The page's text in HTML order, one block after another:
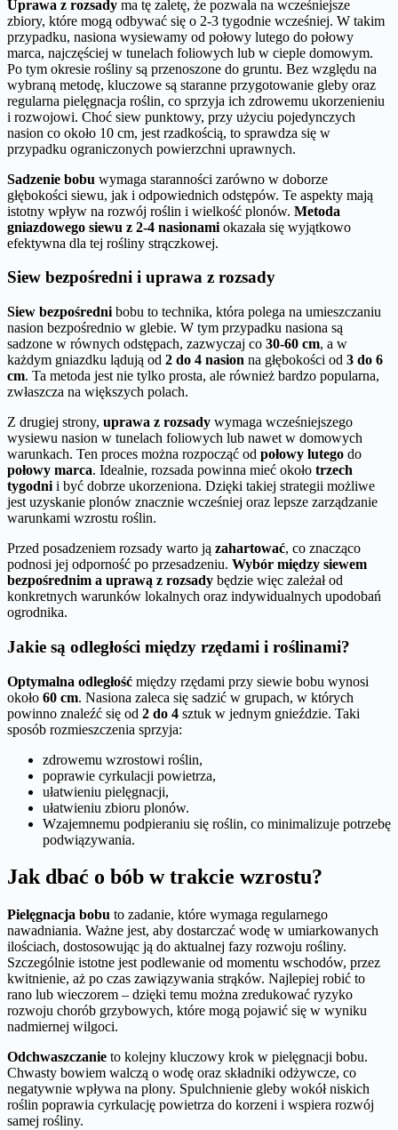
Uprawa z rozsady ma tę zaletę, że pozwala na wcześniejsze
zbiory, które mogą odbywać się o 2-3 tygodnie wcześniej. W takim
przypadku, nasiona wysiewamy od połowy lutego do połowy
marca, najczęściej w tunelach foliowych lub w cieple domowym.
Po tym okresie rośliny są przenoszone do gruntu. Bez względu na
wybraną metodę, kluczowe są staranne przygotowanie gleby oraz
regularna pielęgnacja roślin, co sprzyja ich zdrowemu ukorzenieniu
i rozwojowi. Choć siew punktowy, przy użyciu pojedynczych
nasion co około 10 cm, jest rzadkością, to sprawdza się w
przypadku ograniczonych powierzchni uprawnych.
Sadzenie bobu wymaga staranności zarówno w doborze
głębokości siewu, jak i odpowiednich odstępów. Te aspekty mają
istotny wpływ na rozwój roślin i wielkość plonów. Metoda
gniazdowego siewu z 2-4 nasionami okazała się wyjątkowo
efektywna dla tej rośliny strączkowej.
Siew bezpośredni i uprawa z rozsady
Siew bezpośredni bobu to technika, która polega na umieszczaniu
nasion bezpośrednio w glebie. W tym przypadku nasiona są
sadzone w równych odstępach, zazwyczaj co 30-60 cm, a w
każdym gniazdku lądują od 2 do 4 nasion na głębokości od 3 do 6
cm. Ta metoda jest nie tylko prosta, ale również bardzo popularna,
zwłaszcza na większych polach.
Z drugiej strony, uprawa z rozsady wymaga wcześniejszego
wysiewu nasion w tunelach foliowych lub nawet w domowych
warunkach. Ten proces można rozpocząć od połowy lutego do
połowy marca. Idealnie, rozsada powinna mieć około trzech
tygodni i być dobrze ukorzeniona. Dzięki takiej strategii możliwe
jest uzyskanie plonów znacznie wcześniej oraz lepsze zarządzanie
warunkami wzrostu roślin.
Przed posadzeniem rozsady warto ją zahartować, co znacząco
podnosi jej odporność po przesadzeniu. Wybór między siewem
bezpośrednim a uprawą z rozsady będzie więc zależał od
konkretnych warunków lokalnych oraz indywidualnych upodobań
ogrodnika.
Jakie są odległości między rzędami i roślinami?
Optymalna odległość między rzędami przy siewie bobu wynosi
około 60 cm. Nasiona zaleca się sadzić w grupach, w których
powinno znaleźć się od 2 do 4 sztuk w jednym gnieździe. Taki
sposób rozmieszczenia sprzyja:
zdrowemu wzrostowi roślin,
poprawie cyrkulacji powietrza,
ułatwieniu pielęgnacji,
ułatwieniu zbioru plonów.
Wzajemnemu podpieraniu się roślin, co minimalizuje potrzebę
podwiązywania.
Jak dbać o bób w trakcie wzrostu?
Pielęgnacja bobu to zadanie, które wymaga regularnego
nawadniania. Ważne jest, aby dostarczać wodę w umiarkowanych
ilościach, dostosowując ją do aktualnej fazy rozwoju rośliny.
Szczególnie istotne jest podlewanie od momentu wschodów, przez
kwitnienie, aż po czas zawiązywania strąków. Najlepiej robić to
rano lub wieczorem – dzięki temu można zredukować ryzyko
rozwoju chorób grzybowych, które mogą pojawić się w wyniku
nadmiernej wilgoci.
Odchwaszczanie to kolejny kluczowy krok w pielęgnacji bobu.
Chwasty bowiem walczą o wodę oraz składniki odżywcze, co
negatywnie wpływa na plony. Spulchnienie gleby wokół niskich
roślin poprawia cyrkulację powietrza do korzeni i wspiera rozwój
samej rośliny.